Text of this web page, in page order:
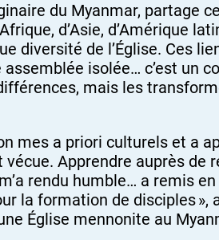
du Myanmar, partage
d’Asie, d’Amérique
diversité de l’Église. Ces
assemblée isolée… c’est un
mais les
mes a priori culturels et a
Apprendre auprès de
rendu humble… a remis
la formation de disciples »,
Église mennonite au